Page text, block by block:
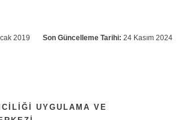
2019 Son Güncelleme Tarihi: 24 Kasım 2024
UYGULAMA VE